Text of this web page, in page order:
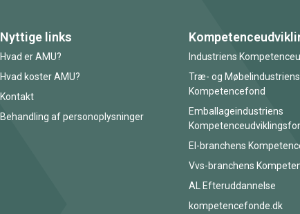
Nyttige links
Hvad er AMU?
Hvad koster AMU?
Kontakt
Behandling af personoplysninger
Industriens
Træ- og Møbelindustriens
Kompetencefond
Emballageindustriens
El-branchens
Vvs-branchens
AL Efteruddannelse
kompetencefonde.dk